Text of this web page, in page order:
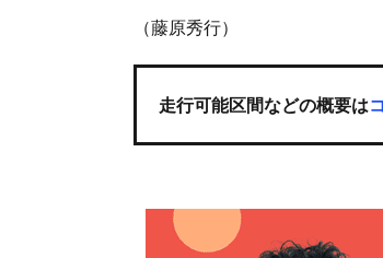
（藤原秀行）
走行可能区間などの概要は